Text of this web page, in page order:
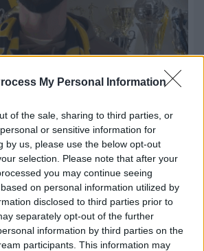
My Personal Information
of the sale, sharing to third parties, or
or sensitive information for
by us, please use the below opt-out
selection. Please note that after your
you may continue seeing
on personal information utilized by
disclosed to third parties prior to
separately opt-out of the further
information by third parties on the
participants. This information may
16:59
Στην Ελλάδα ο Τοριάνι
ο Γκιγιέρμε Τοριάνι, ένα από τα
αποκτήματα της ΑΕΚ. Ο
έφτασε χθες στην Αθήνα και
των RJ Ματέους, Περίν και Γκιγιέρμε